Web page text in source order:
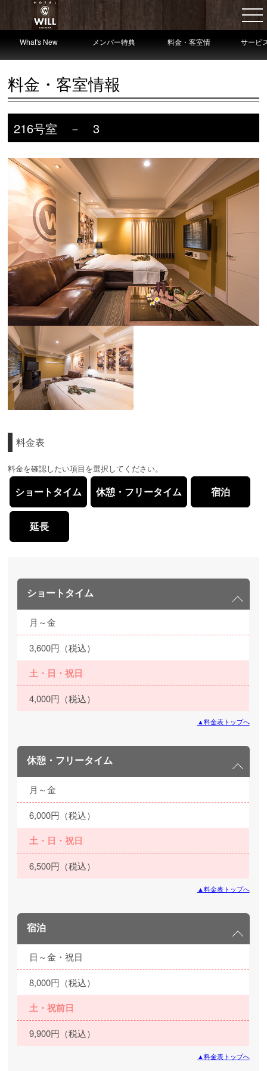
What's New メンバー特典
料金・客室情
報
サービ
情
料金・客室情報
216号室 － 3
料金表
料金を確認したい項目を選択してください。
ショートタイム 休憩・フリータイム 宿泊
延長
ショートタイム
月～金
3,600円（税込）
土・日・祝日
4,000円（税込）
▲料金表トップへ
休憩・フリータイム
月～金
6,000円（税込）
土・日・祝日
6,500円（税込）
▲料金表トップへ
宿泊
日～金・祝日
8,000円（税込）
土・祝前日
9,900円（税込）
▲料金表トップへ